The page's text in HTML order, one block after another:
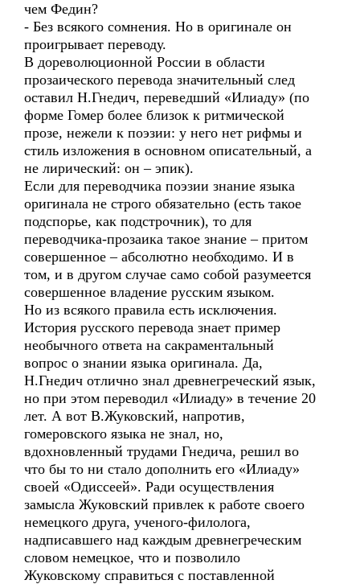
чем Федин?
- Без всякого сомнения. Но в оригинале он
проигрывает переводу.
В дореволюционной России в области
прозаического перевода значительный след
оставил Н.Гнедич, переведший «Илиаду» (по
форме Гомер более близок к ритмической
прозе, нежели к поэзии: у него нет рифмы и
стиль изложения в основном описательный, а
не лирический: он – эпик).
Если для переводчика поэзии знание языка
оригинала не строго обязательно (есть такое
подспорье, как подстрочник), то для
переводчика-прозаика такое знание – притом
совершенное – абсолютно необходимо. И в
том, и в другом случае само собой разумеется
совершенное владение русским языком.
Но из всякого правила есть исключения.
История русского перевода знает пример
необычного ответа на сакраментальный
вопрос о знании языка оригинала. Да,
Н.Гнедич отлично знал древнегреческий язык,
но при этом переводил «Илиаду» в течение 20
лет. А вот В.Жуковский, напротив,
гомеровского языка не знал, но,
вдохновленный трудами Гнедича, решил во
что бы то ни стало дополнить его «Илиаду»
своей «Одиссеей». Ради осуществления
замысла Жуковский привлек к работе своего
немецкого друга, ученого-филолога,
надписавшего над каждым древнегреческим
словом немецкое, что и позволило
Жуковскому справиться с поставленной